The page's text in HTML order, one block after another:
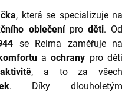
, která se specializuje na
oblečenípro děti. Od
se Reima zaměřuje na
aochrany pro děti
, a to za všech
. Díky dlouholetým